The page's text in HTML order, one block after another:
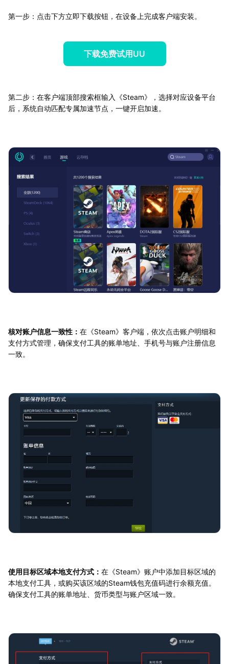
第一步：点击下方立即下载按钮，在设备上完成客户端安装。
下载免费试用UU
第二步：在客户端顶部搜索框输入《Steam》，选择对应设备平台
后，系统自动匹配专属加速节点，一键开启加速。
核对账户信息一致性： 在《Steam》客户端，依次点击账户明细和
支付方式管理，确保支付工具的账单地址、手机号与账户注册信息
一致。
使用目标区域本地支付方式： 在《Steam》账户中添加目标区域的
本地支付工具，或购买该区域的Steam钱包充值码进行余额充值。
确保支付工具的账单地址、货币类型与账户区域一致。